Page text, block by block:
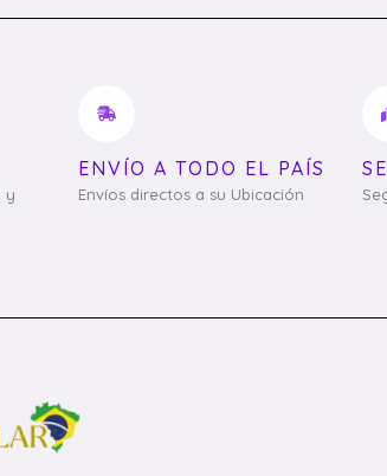
y
ENVÍO A TODO EL PAÍS
Envíos directos a su Ubicación